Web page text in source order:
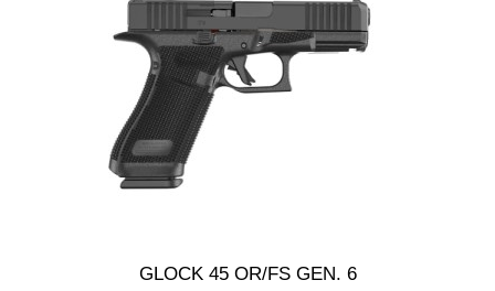
GLOCK 45 OR/FS GEN. 6